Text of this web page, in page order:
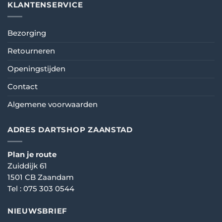
KLANTENSERVICE
Bezorging
Retourneren
Openingstijden
Contact
Algemene voorwaarden
ADRES DARTSHOP ZAANSTAD
Plan je route
Zuiddijk 61
1501 CB Zaandam
Tel : 075 303 0544
NIEUWSBRIEF